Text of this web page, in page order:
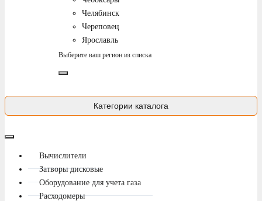
Челябинск
Череповец
Ярославль
Выберите ваш регион из списка
Категории каталога
Вычислители
Затворы дисковые
Оборудование для учета газа
Расходомеры